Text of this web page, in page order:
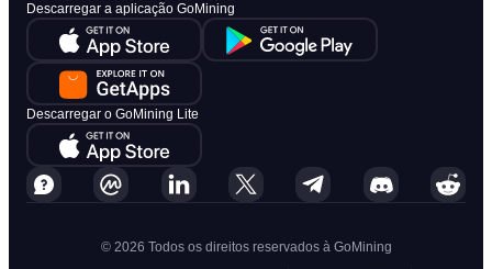
Descarregar a aplicação GoMining
Descarregar o GoMining Lite
© 2026 Todos os direitos reservados à GoMining